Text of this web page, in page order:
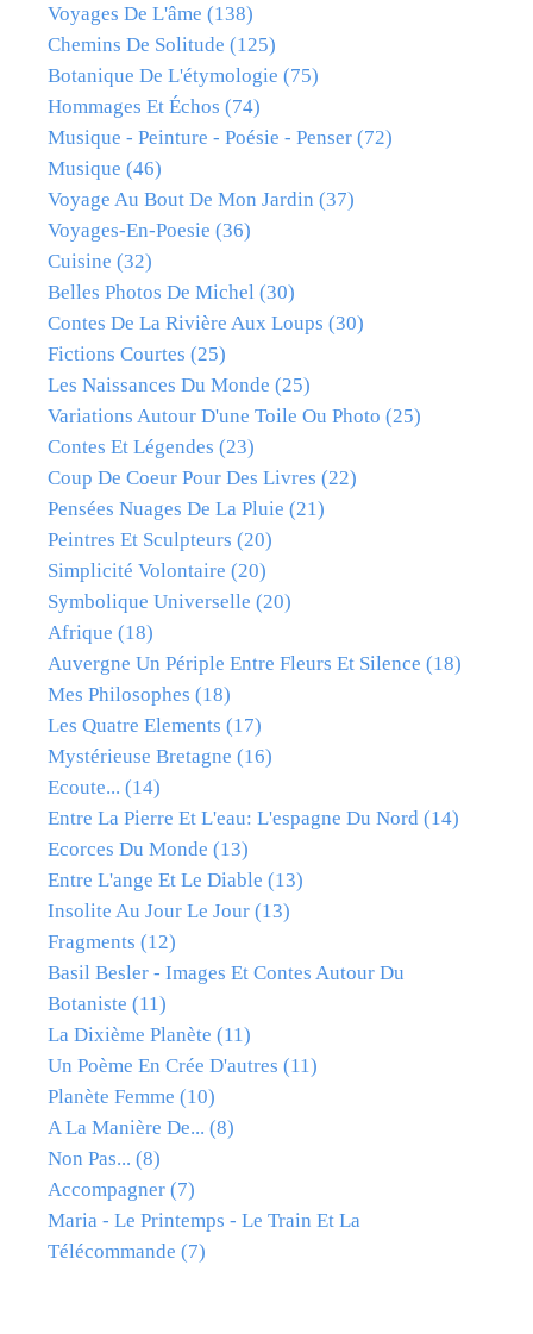
Voyages De L'âme (138)
Chemins De Solitude (125)
Botanique De L'étymologie (75)
Hommages Et Échos (74)
Musique - Peinture - Poésie - Penser (72)
Musique (46)
Voyage Au Bout De Mon Jardin (37)
Voyages-En-Poesie (36)
Cuisine (32)
Belles Photos De Michel (30)
Contes De La Rivière Aux Loups (30)
Fictions Courtes (25)
Les Naissances Du Monde (25)
Variations Autour D'une Toile Ou Photo (25)
Contes Et Légendes (23)
Coup De Coeur Pour Des Livres (22)
Pensées Nuages De La Pluie (21)
Peintres Et Sculpteurs (20)
Simplicité Volontaire (20)
Symbolique Universelle (20)
Afrique (18)
Auvergne Un Périple Entre Fleurs Et Silence (18)
Mes Philosophes (18)
Les Quatre Elements (17)
Mystérieuse Bretagne (16)
Ecoute... (14)
Entre La Pierre Et L'eau: L'espagne Du Nord (14)
Ecorces Du Monde (13)
Entre L'ange Et Le Diable (13)
Insolite Au Jour Le Jour (13)
Fragments (12)
Basil Besler - Images Et Contes Autour Du
Botaniste (11)
La Dixième Planète (11)
Un Poème En Crée D'autres (11)
Planète Femme (10)
A La Manière De... (8)
Non Pas... (8)
Accompagner (7)
Maria - Le Printemps - Le Train Et La
Télécommande (7)